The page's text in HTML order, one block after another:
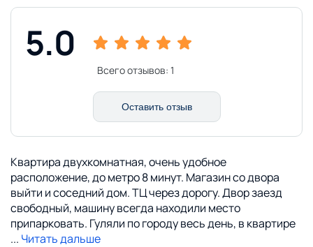
5.0
Всего отзывов: 1
Оставить отзыв
Квартира двухкомнатная, очень удобное
расположение, до метро 8 минут. Магазин со двора
выйти и соседний дом. ТЦ через дорогу. Двор заезд
свободный, машину всегда находили место
припарковать. Гуляли по городу весь день, в квартире
... Читать дальше